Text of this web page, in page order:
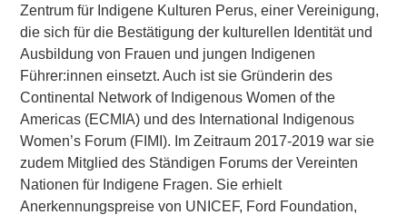
Zentrum für Indigene Kulturen Perus, einer Vereinigung,
die sich für die Bestätigung der kulturellen Identität und
Ausbildung von Frauen und jungen Indigenen
Führer:innen einsetzt. Auch ist sie Gründerin des
Continental Network of Indigenous Women of the
Americas (ECMIA) und des International Indigenous
Women’s Forum (FIMI). Im Zeitraum 2017-2019 war sie
zudem Mitglied des Ständigen Forums der Vereinten
Nationen für Indigene Fragen. Sie erhielt
Anerkennungspreise von UNICEF, Ford Foundation,